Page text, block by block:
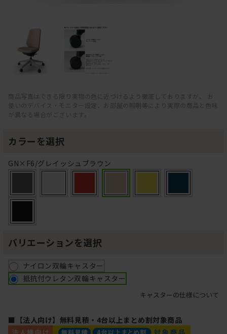
商品写真はできる限り実物の色に近づけるよう徹底しておりますが、 お
使いのデバイス・モニター設定、お部屋の照明等により実際の商品と色味
が異なる場合がございます。
カラーを選択
GN×F6/グレイッシュブラウン
バリエーションを選択
ナイロン双輪キャスター
抵抗付ウレタン双輪キャスター
キャスターの仕様について
■【法人向け】無料見積・4台以上まとめ割対象商品